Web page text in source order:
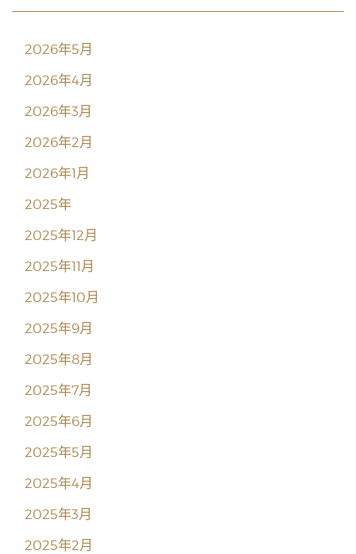
2026年5月
2026年4月
2026年3月
2026年2月
2026年1月
2025年
2025年12月
2025年11月
2025年10月
2025年9月
2025年8月
2025年7月
2025年6月
2025年5月
2025年4月
2025年3月
2025年2月